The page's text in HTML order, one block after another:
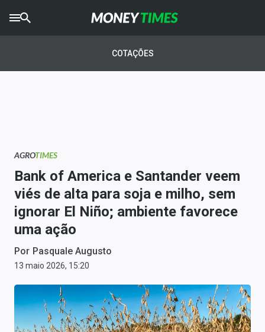
AGROTIMES
Newsletters
Money Trader
Anuncie
Últimas Notícias
Cotações
Comprar ou vender?
COTAÇÕES
AGROTIMES
Bank of America e Santander veem
viés de alta para soja e milho, sem
ignorar El Niño; ambiente favorece
uma ação
Por Pasquale Augusto
13 maio 2026, 15:20